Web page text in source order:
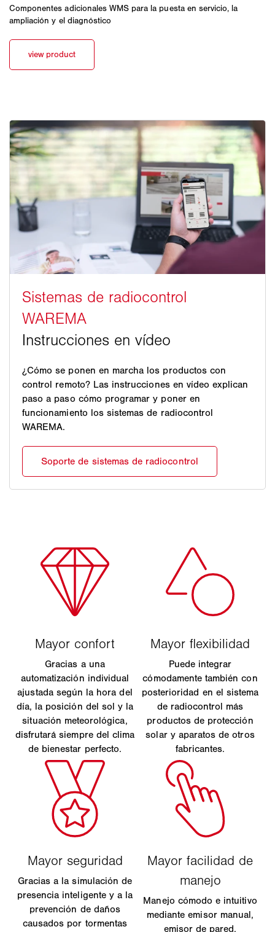
Componentes adicionales WMS para la puesta en servicio, la
ampliación y el diagnóstico
¿Cómo se ponen en marcha los productos con
control remoto? Las instrucciones en vídeo explican
paso a paso cómo programar y poner en
funcionamiento los sistemas de radiocontrol
WAREMA.
Gracias a una
automatización individual
ajustada según la hora del
día, la posición del sol y la
situación meteorológica,
disfrutará siempre del clima
de bienestar perfecto.
Puede integrar
cómodamente también con
posterioridad en el sistema
de radiocontrol más
productos de protección
solar y aparatos de otros
fabricantes.
Gracias a la simulación de
presencia inteligente y a la
prevención de daños
causados por tormentas
Manejo cómodo e intuitivo
mediante emisor manual,
emisor de pared,